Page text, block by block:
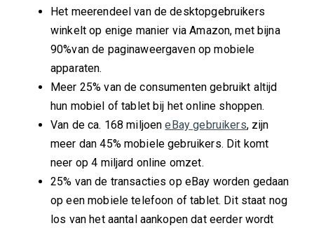
Het meerendeel van de desktopgebruikers
winkelt op enige manier via Amazon, met bijna
90%van de paginaweergaven op mobiele
apparaten.
Meer 25% van de consumenten gebruikt altijd
hun mobiel of tablet bij het online shoppen.
Van de ca. 168 miljoeneBay gebruikers, zijn
meer dan 45% mobiele gebruikers. Dit komt
neer op 4 miljard online omzet.
25% van de transacties op eBay worden gedaan
op een mobiele telefoon of tablet. Dit staat nog
los van het aantal aankopen dat eerder wordt